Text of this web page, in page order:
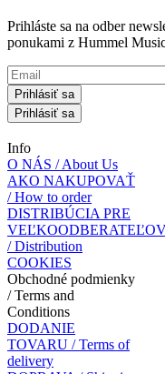
Prihláste sa na odber
ponukami z Hummel
Prihlásiť sa
Prihlásiť sa
Info
O NÁS / About Us
AKO NAKUPOVAŤ
/ How to order
DISTRIBÚCIA PRE
/ Distribution
COOKIES
Obchodné podmienky
/ Terms and
Conditions
DODANIE
TOVARU / Terms of
delivery